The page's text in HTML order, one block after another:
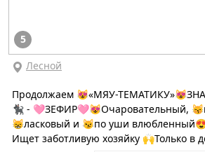
5
Лесной
Продолжаем 😻«МЯУ-
🐈‍⬛ - 🩷ЗЕФИР🩷😻Очаровательный,
😸ласковый и 😼по уши
Ищет заботливую хозяйку 🙌Только в